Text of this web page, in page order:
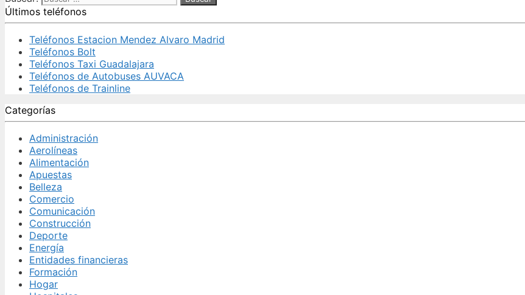
Últimos teléfonos
Teléfonos Estacion Mendez Alvaro Madrid
Teléfonos Bolt
Teléfonos Taxi Guadalajara
Teléfonos de Autobuses AUVACA
Teléfonos de Trainline
Categorías
Administración
Aerolíneas
Alimentación
Apuestas
Belleza
Comercio
Comunicación
Construcción
Deporte
Energía
Entidades financieras
Formación
Hogar